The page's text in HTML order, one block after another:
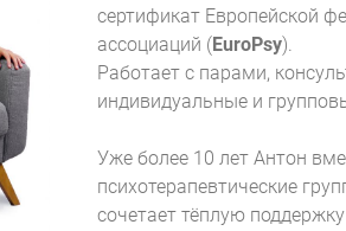
сертификат Европейской
ассоциаций (EuroPsy).
Работает с парами,
индивидуальные и
Уже более 10 лет Антон
психотерапевтические
сочетает тёплую